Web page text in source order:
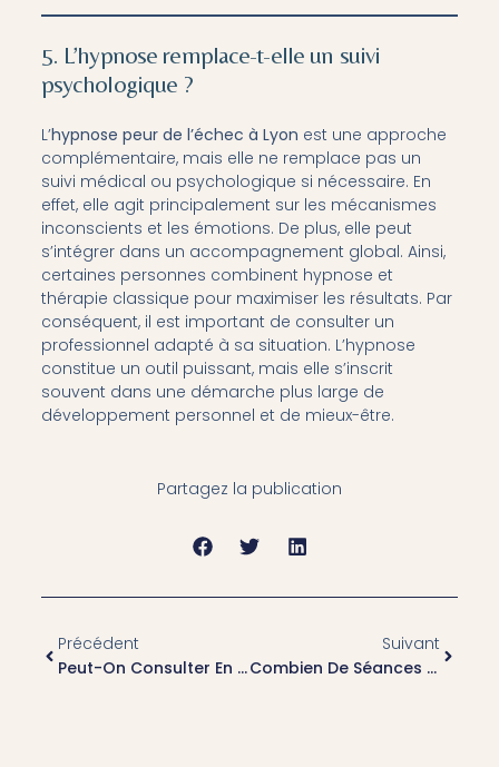
5. L’hypnose remplace-t-elle un suivi
psychologique ?
L’hypnose peur de l’échec à Lyon est une approche
complémentaire, mais elle ne remplace pas un
suivi médical ou psychologique si nécessaire. En
effet, elle agit principalement sur les mécanismes
inconscients et les émotions. De plus, elle peut
s’intégrer dans un accompagnement global. Ainsi,
certaines personnes combinent hypnose et
thérapie classique pour maximiser les résultats. Par
conséquent, il est important de consulter un
professionnel adapté à sa situation. L’hypnose
constitue un outil puissant, mais elle s’inscrit
souvent dans une démarche plus large de
développement personnel et de mieux-être.
Partagez la publication
Précédent
Peut-On Consulter En Urgence Un Praticien En Hypnose Contre Le Stress À Lyon En Cas De Surcharge Mentale ?
Suivant
Combien De Séances D’hypnose Insomnie À Lyon Faut-Il Pour Améliorer Le Sommeil ?